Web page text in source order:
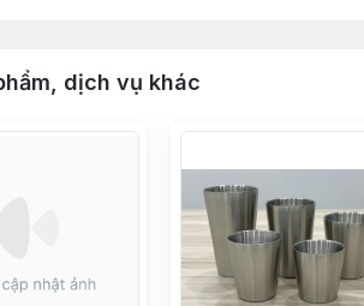
dịch vụ khác